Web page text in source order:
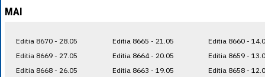
MAI
Editia 8670 - 28.05
Editia 8669 - 27.05
Editia 8668 - 26.05
Editia 8665 - 21.05
Editia 8664 - 20.05
Editia 8663 - 19.05
Editia 8660 -
Editia 8659 -
Editia 8658 -